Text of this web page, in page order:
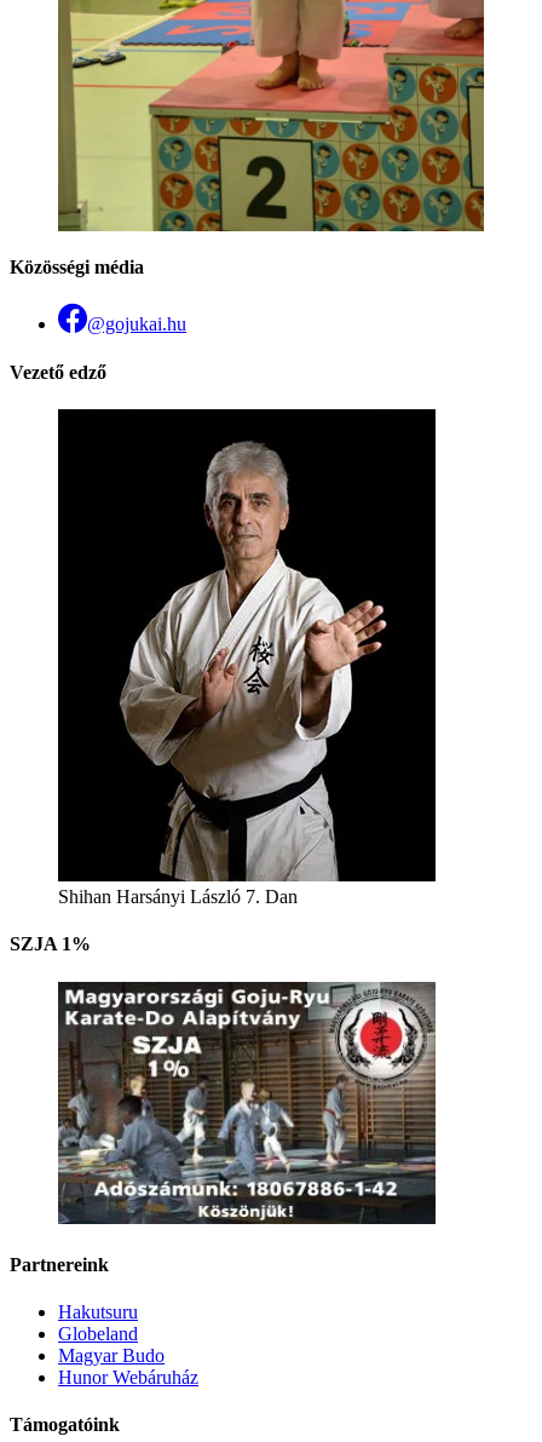
Közösségi média
@gojukai.hu
Vezető edző
Shihan Harsányi László 7. Dan
SZJA 1%
Partnereink
Hakutsuru
Globeland
Magyar Budo
Hunor Webáruház
Támogatóink